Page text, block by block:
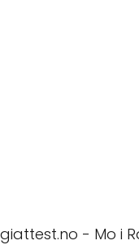
- Mo i